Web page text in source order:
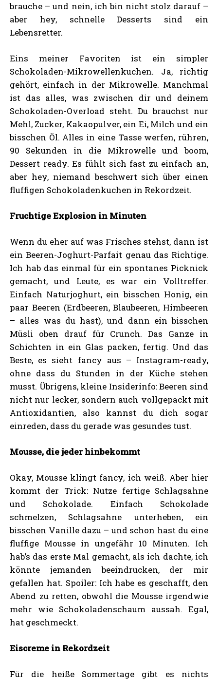
brauche – und nein, ich bin nicht stolz darauf –
aber hey, schnelle Desserts sind ein
Lebensretter.
Eins meiner Favoriten ist ein simpler
Schokoladen-Mikrowellenkuchen. Ja, richtig
gehört, einfach in der Mikrowelle. Manchmal
ist das alles, was zwischen dir und deinem
Schokoladen-Overload steht. Du brauchst nur
Mehl, Zucker, Kakaopulver, ein Ei, Milch und ein
bisschen Öl. Alles in eine Tasse werfen, rühren,
90 Sekunden in die Mikrowelle und boom,
Dessert ready. Es fühlt sich fast zu einfach an,
aber hey, niemand beschwert sich über einen
fluffigen Schokoladenkuchen in Rekordzeit.
Fruchtige Explosion in Minuten
Wenn du eher auf was Frisches stehst, dann ist
ein Beeren-Joghurt-Parfait genau das Richtige.
Ich hab das einmal für ein spontanes Picknick
gemacht, und Leute, es war ein Volltreffer.
Einfach Naturjoghurt, ein bisschen Honig, ein
paar Beeren (Erdbeeren, Blaubeeren, Himbeeren
– alles was du hast), und dann ein bisschen
Müsli oben drauf für Crunch. Das Ganze in
Schichten in ein Glas packen, fertig. Und das
Beste, es sieht fancy aus – Instagram-ready,
ohne dass du Stunden in der Küche stehen
musst. Übrigens, kleine Insiderinfo: Beeren sind
nicht nur lecker, sondern auch vollgepackt mit
Antioxidantien, also kannst du dich sogar
einreden, dass du gerade was gesundes tust.
Mousse, die jeder hinbekommt
Okay, Mousse klingt fancy, ich weiß. Aber hier
kommt der Trick: Nutze fertige Schlagsahne
und Schokolade. Einfach Schokolade
schmelzen, Schlagsahne unterheben, ein
bisschen Vanille dazu – und schon hast du eine
fluffige Mousse in ungefähr 10 Minuten. Ich
hab’s das erste Mal gemacht, als ich dachte, ich
könnte jemanden beeindrucken, der mir
gefallen hat. Spoiler: Ich habe es geschafft, den
Abend zu retten, obwohl die Mousse irgendwie
mehr wie Schokoladenschaum aussah. Egal,
hat geschmeckt.
Eiscreme in Rekordzeit
Für die heiße Sommertage gibt es nichts